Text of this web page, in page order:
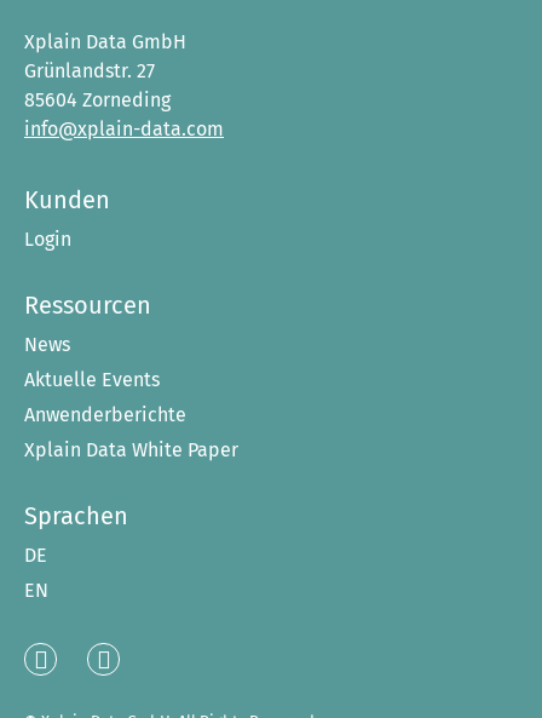
Xplain Data GmbH
Grünlandstr. 27
85604 Zorneding
info@xplain-data.com
Kunden
Login
Ressourcen
News
Aktuelle Events
Anwenderberichte
Xplain Data White Paper
Sprachen
DE
EN
LinkedXING